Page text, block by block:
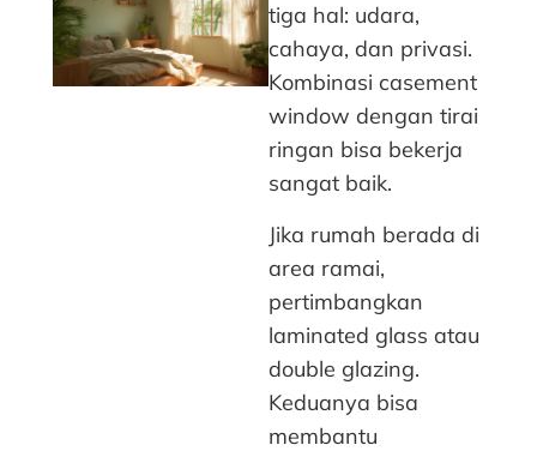
tiga hal: udara,
cahaya, dan privasi.
Kombinasi casement
window dengan tirai
ringan bisa bekerja
sangat baik.
Jika rumah berada di
area ramai,
pertimbangkan
laminated glass atau
double glazing.
Keduanya bisa
membantu